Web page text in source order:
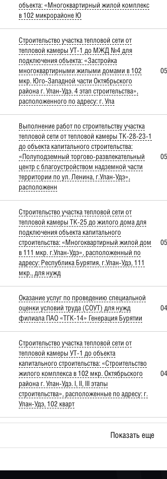
объекта: «Многоквартирный жилой комплекс
в 102 микрорайоне Ю
Строительство участка тепловой сети от
тепловой камеры УТ-1 до МЖД №4 для
подключения объекта: «Застройка
многоквартирными жилыми домами в 102
мкр. Юго-Западной части Октябрьского
района г. Улан-Удэ. 4 этап строительства»,
расположенного по адресу: г. Ула
Выполнение работ по строительству участка
тепловой сети от тепловой камеры ТК-28-23-1
до объекта капитального строительства:
«Полуподземный торгово-развлекательный
центр с благоустройством надземной части
территории по ул. Ленина, г.Улан-Удэ»,
расположенн
Строительство участка тепловой сети от
тепловой камеры ТК-25 до жилого дома для
подключения объекта капитального
строительства: «Многоквартирный жилой дом
в 111 мкр. г.Улан-Удэ», расположенный по
адресу: Республика Бурятия, г.Улан-Удэ, 111
мкр., для нужд
Оказание услуг по проведению специальной
оценки условий труда (СОУТ) для нужд
филиала ПАО «ТГК-14» Генерация Бурятии
Строительство участка тепловой сети от
тепловой камеры УТ-1 до объекта
капитального строительства: «Строительство
жилого комплекса в 102 мкр. Октябрьского
района г. Улан-Удэ. I, II, III этапы
строительства», расположенные по адресу: г.
Улан-Удэ, 102 кварт
Показать еще